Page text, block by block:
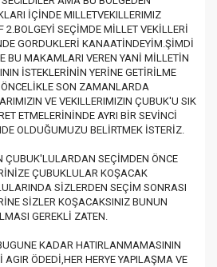
İÇİNDE MILLETVEKILLERIMIZ
2.BOLGEYİ SEÇİMDE MİLLET VEKİLLERİ
GORDUKLERİ KANAATİNDEYİM.ŞİMDİ
BU MAKAMLARI VEREN YANİ MİLLETİN
İSTEKLERİNİN YERİNE GETİRİLME
SON ZAMANLARDA
VE VEKILLERIMIZIN ÇUBUK'U SIK
ETMELERİNİNDE AYRI BİR SEVİNCİ
OLDUĞUMUZU BELİRTMEK İSTERİZ.
ÇUBUK'LULARDAN SEÇİMDEN ÖNCE
ÇUBUKLULAR KOŞACAK
SİZLERDEN SEÇİM SONRASI
SİZLER KOŞACAKSINIZ BUNUN
GEREKLİ ZATEN.
KADAR HATIRLANMAMASININ
AGIR ÖDEDİ,HER HERYE YAPILAŞMA VE